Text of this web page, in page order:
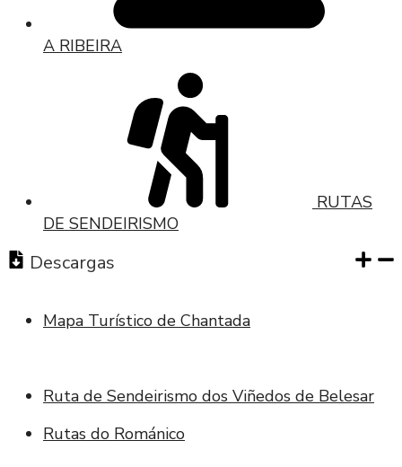
A RIBEIRA
RUTAS
DE SENDEIRISMO
Descargas
Mapa Turístico de Chantada
Ruta de Sendeirismo dos Viñedos de Belesar
Rutas do Románico